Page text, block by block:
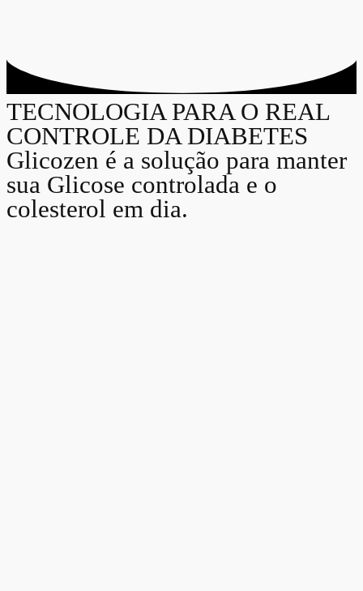
TECNOLOGIA PARA O REAL
CONTROLE DA DIABETES
Glicozen é a solução para manter
sua Glicose controlada e o
colesterol em dia.